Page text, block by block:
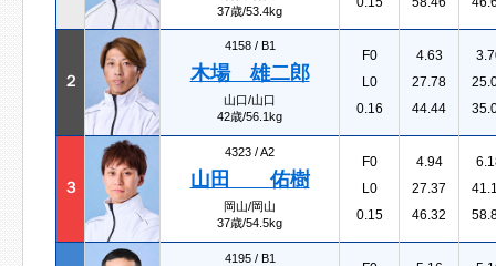
37歳/53.4kg
２
4158 / B1
木場 雄二郎
山口/山口
42歳/56.1kg
F0
L0
0.16
4.63
27.78
44.44
３
4323 /A2
山田 佑樹
岡山/岡山
37歳/54.5kg
F0
L0
0.15
4.94
27.37
46.32
4195 / B1